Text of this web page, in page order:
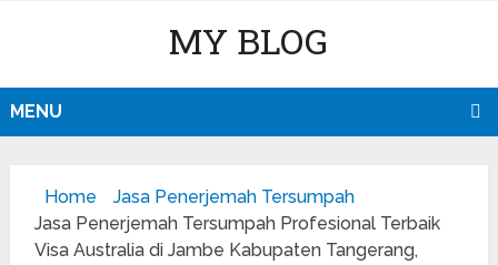
MY BLOG
MENU
Home
Jasa Penerjemah Tersumpah
Jasa Penerjemah Tersumpah Profesional Terbaik
Visa Australia di Jambe Kabupaten Tangerang,